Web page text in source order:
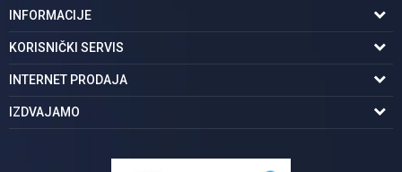
INFORMACIJE
O nama
Podaci o trgovcu
Karijera | postani deo tima
KORISNIČKI SERVIS
Uslovi korišćenja
Politika privatnosti
INTERNET PRODAJA
Kako kupiti
IZDVAJAMO
Pločice za kupatilo